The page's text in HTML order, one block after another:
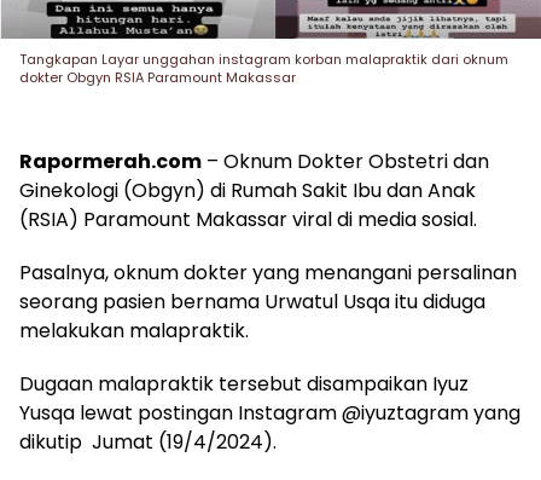
Tangkapan Layar unggahan instagram korban malapraktik dari oknum
dokter Obgyn RSIA Paramount Makassar
Rapormerah.com – Oknum Dokter Obstetri dan
Ginekologi (Obgyn) di Rumah Sakit Ibu dan Anak
(RSIA) Paramount Makassar viral di media sosial.
Pasalnya, oknum dokter yang menangani persalinan
seorang pasien bernama Urwatul Usqa itu diduga
melakukan malapraktik.
Dugaan malapraktik tersebut disampaikan Iyuz
Yusqa lewat postingan Instagram @iyuztagram yang
dikutip Jumat (19/4/2024).